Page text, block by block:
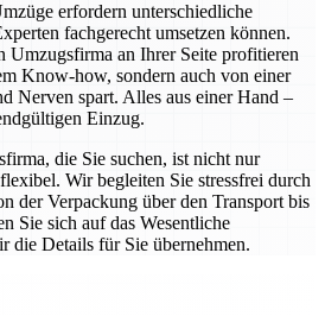
erfordern unterschiedliche
fachgerecht umsetzen können.
Umzugsfirma an Ihrer Seite profitieren
Know-how, sondern auch von einer
Nerven spart. Alles aus einer Hand –
Einzug.
die Sie suchen, ist nicht nur
Wir begleiten Sie stressfrei durch
der Verpackung über den Transport bis
Sie sich auf das Wesentliche
die Details für Sie übernehmen.